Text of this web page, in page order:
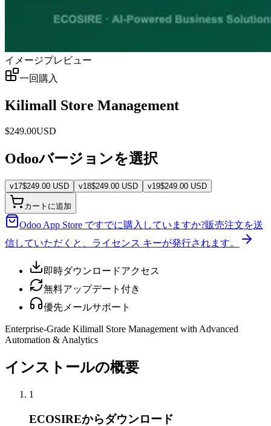
イメージプレビュー
一回購入
Kilimall Store Management
$249.00USD
Odooバージョンを選択
v17$249.00 USD v18$249.00 USD v19$249.00 USD
カートに追加
Odoo App Store ですでに購入していますか?販売注文を送
信していただくと、ライセンス キーが発行されます。
即時ダウンロードアクセス
無料アップデート付き
優先メールサポート
Enterprise-Grade Kilimall Store Management with Advanced
Automation & Analytics
インストールの概要
1
ECOSIREからダウンロード